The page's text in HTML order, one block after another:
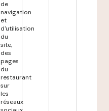
de
navigation
et
d'utilisation
du
site,
des
pages
du
restaurant
sur
les
réseaux